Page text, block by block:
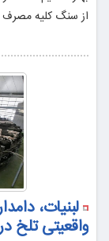
از سنگ کلیه مصرف
لبنیات،
واقعیتی تلخ